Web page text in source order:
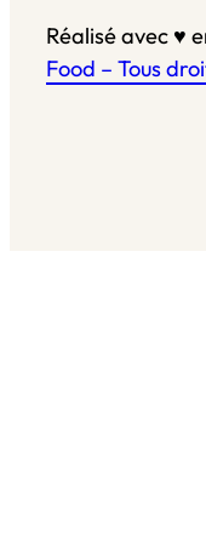
Réalisé avec ♥
Food – Tous